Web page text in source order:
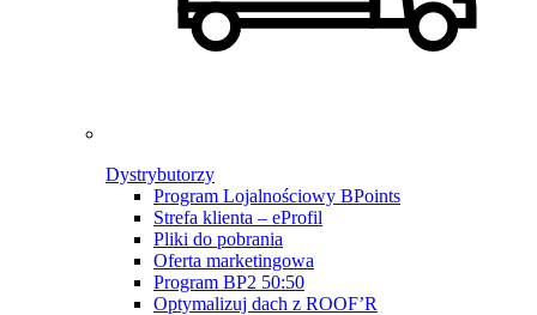
Dystrybutorzy
Program Lojalnościowy BPoints
Strefa klienta – eProfil
Pliki do pobrania
Oferta marketingowa
Program BP2 50:50
Optymalizuj dach z ROOF’R